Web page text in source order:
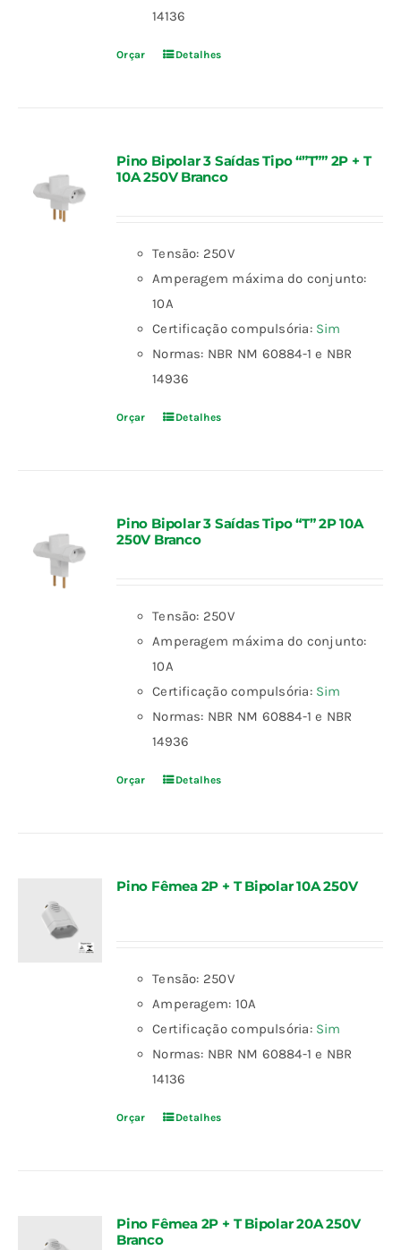
14136
Orçar Detalhes
Pino Bipolar 3 Saídas Tipo “”T”” 2P + T
10A 250V Branco
Tensão: 250V
Amperagem máxima do conjunto:
10A
Certificação compulsória: Sim
Normas: NBR NM 60884-1 e NBR
14936
Orçar Detalhes
Pino Bipolar 3 Saídas Tipo “T” 2P 10A
250V Branco
Tensão: 250V
Amperagem máxima do conjunto:
10A
Certificação compulsória: Sim
Normas: NBR NM 60884-1 e NBR
14936
Orçar Detalhes
Pino Fêmea 2P + T Bipolar 10A 250V
Tensão: 250V
Amperagem: 10A
Certificação compulsória: Sim
Normas: NBR NM 60884-1 e NBR
14136
Orçar Detalhes
Pino Fêmea 2P + T Bipolar 20A 250V
Branco